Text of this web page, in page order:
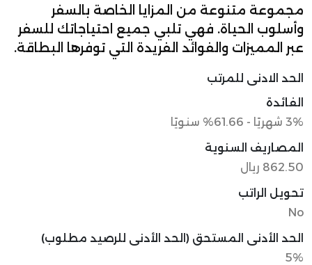
مجموعة متنوعة من المزايا الخاصة بالسفر
وأسلوب الحياة. فهي تلبي جميع احتياجاتك للسفر
عبر المميزات والفوائد الفريدة التي توفرها البطاقة.
الحد الادنى للمرتب
الفائدة
3% شهريًا - 61.66% سنويًا
المصاريف السنوية
862.50 ريال
تحويل الراتب
No
الحد الأدنى المستحق (الحد الأدنى للرصيد مطلوب)
5%